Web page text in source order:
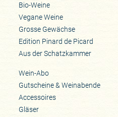
Bio-Weine
Vegane Weine
Grosse Gewächse
Edition Pinard de Picard
Aus der Schatzkammer
Wein-Abo
Gutscheine & Weinabende
Accessoires
Gläser